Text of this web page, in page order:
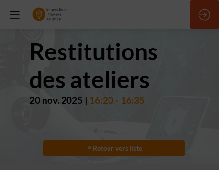
Restitutions
des ateliers
20 nov. 2025 16:20 - 16:35
Retour vers liste